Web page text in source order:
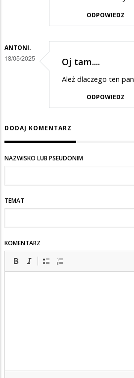
ODPOWIEDZ
ANTONI.
18/05/2025 Oj tam....
Ależ dlaczego ten
ODPOWIEDZ
DODAJ KOMENTARZ
NAZWISKO LUB PSEUDONIM
TEMAT
KOMENTARZ